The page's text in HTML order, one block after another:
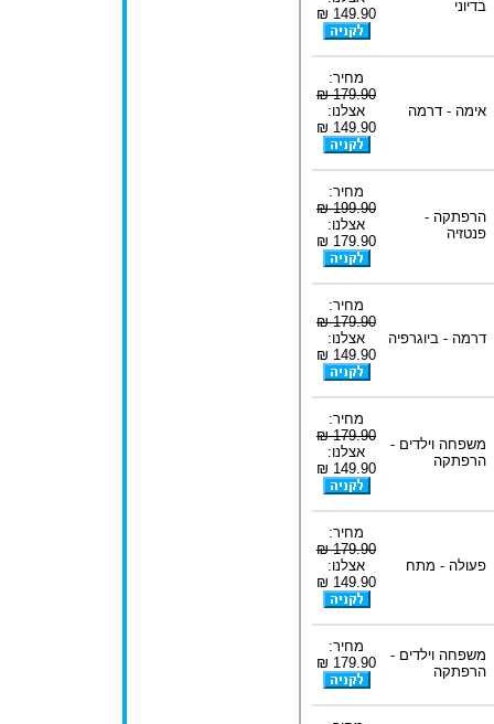
בדיוני
149.90 ₪
אימה - דרמה
מחיר:
179.90 ₪
אצלנו:
149.90 ₪
הרפתקה -
פנטזיה
מחיר:
199.90 ₪
אצלנו:
179.90 ₪
דרמה - ביוגרפיה
מחיר:
179.90 ₪
אצלנו:
149.90 ₪
משפחה וילדים -
הרפתקה
מחיר:
179.90 ₪
אצלנו:
149.90 ₪
פעולה - מתח
מחיר:
179.90 ₪
אצלנו:
149.90 ₪
משפחה וילדים -
הרפתקה
מחיר:
179.90 ₪